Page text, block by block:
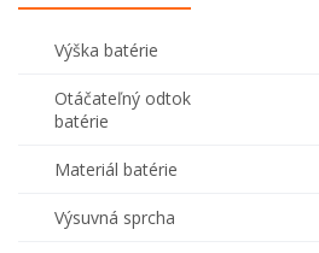
Výška batérie
Otáčateľný odtok
batérie
Materiál batérie
Výsuvná sprcha